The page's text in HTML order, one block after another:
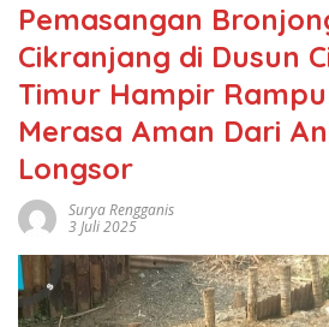
Pemasangan
Cikranjang di Dusun
Timur Hampir
Merasa Aman Dari
Longsor
Surya Rengganis
3 Juli 2025